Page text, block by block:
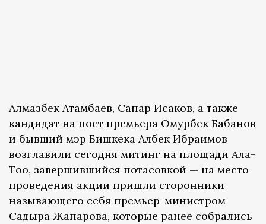
Алмазбек Атамбаев, Сапар Исаков, а также
кандидат на пост премьера Омурбек Бабанов
и бывший мэр Бишкека Албек Ибраимов
возглавили сегодня митинг на площади Ала-
Тоо, завершившийся потасовкой — на место
проведения акции пришли сторонники
называющего себя премьер-министром
Садыра Жапарова, которые ранее собрались